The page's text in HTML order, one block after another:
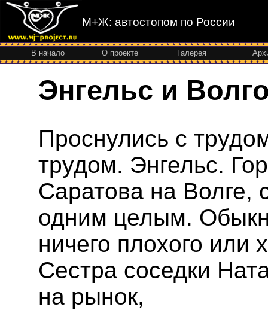
М+Ж: автостопом по России
В начало О проекте Галерея
Энгельс и
Проснулись с
трудом. Энгельс.
Саратова на Волге,
одним целым.
ничего плохого или
Сестра соседки
на рынок,